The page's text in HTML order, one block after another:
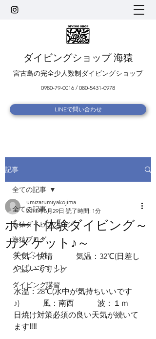
ダイビングショップ 海猿
宮古島の完全少人数制ダイビングショップ
0980-79-0016 /080-5431-0978
LINEで問い合わせ
記事
全ての記事
海猿ダイビングログ
海猿ブログ
ダイビング
シュノーケリング
ダイビング講習
全ての記事
ボート体験ダイビング～
カメゲット♪～
umizarumiyakojima
2017年6月29日 読了時間: 1分
天気：快晴　　　気温：32℃(日差し
やばいです！)
水温：28℃(水中が気持ちいいです
♪)　　　風：南西　　　波：１ｍ
日焼け対策必須の良い天気が続いて
ます‼‼